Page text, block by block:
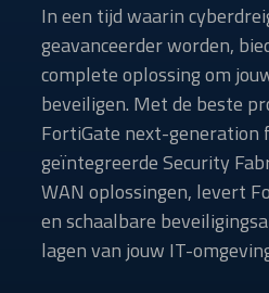
In een tijd waarin
geavanceerder worden,
complete oplossing om
beveiligen. Met de beste
FortiGate next-generation
geïntegreerde Security
WAN oplossingen, levert
en schaalbare
lagen van jouw IT-